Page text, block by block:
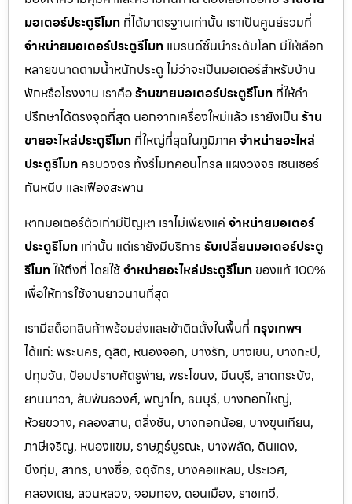
มอเตอร์ประตูรีโมท ที่ได้มาตรฐานเท่านั้น เราเป็นศูนย์รวมที่
จำหน่ายมอเตอร์ประตูรีโมท แบรนด์ชั้นนำระดับโลก มีให้เลือก
หลายขนาดตามน้ำหนักประตู ไม่ว่าจะเป็นมอเตอร์สำหรับบ้าน
พักหรือโรงงาน เราคือร้านขายมอเตอร์ประตูรีโมท ที่ให้คำ
ปรึกษาได้ตรงจุดที่สุด นอกจากเครื่องใหม่แล้ว เรายังเป็น ร้าน
ขายอะไหล่ประตูรีโมท ที่ใหญ่ที่สุดในภูมิภาค จำหน่ายอะไหล่
ประตูรีโมท ครบวงจร ทั้งรีโมทคอนโทรล แผงวงจร เซนเซอร์
กันหนีบ และเฟืองสะพาน
หากมอเตอร์ตัวเก่ามีปัญหา เราไม่เพียงแค่ จำหน่ายมอเตอร์
ประตูรีโมท เท่านั้น แต่เรายังมีบริการ รับเปลี่ยนมอเตอร์ประตู
รีโมทให้ถึงที่ โดยใช้จำหน่ายอะไหล่ประตูรีโมท ของแท้ 100%
เพื่อให้การใช้งานยาวนานที่สุด
เรามีสต็อกสินค้าพร้อมส่งและเข้าติดตั้งในพื้นที่ กรุงเทพฯ
ได้แก่: พระนคร, ดุสิต, หนองจอก, บางรัก, บางเขน, บางกะปิ,
ปทุมวัน, ป้อมปราบศัตรูพ่าย, พระโขนง, มีนบุรี, ลาดกระบัง,
ยานนาวา, สัมพันธวงศ์, พญาไท, ธนบุรี, บางกอกใหญ่,
ห้วยขวาง, คลองสาน, ตลิ่งชัน, บางกอกน้อย, บางขุนเทียน,
ภาษีเจริญ, หนองแขม, ราษฎร์บูรณะ, บางพลัด, ดินแดง,
บึงกุ่ม, สาทร, บางซื่อ, จตุจักร, บางคอแหลม, ประเวศ,
คลองเตย, สวนหลวง, จอมทอง, ดอนเมือง, ราชเทวี,